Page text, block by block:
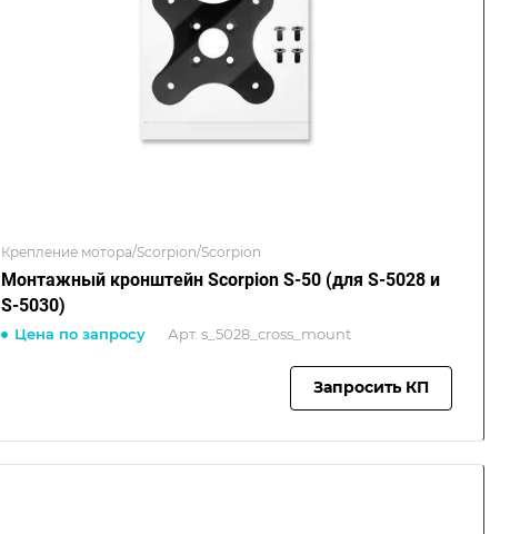
Крепление мотора/Scorpion/Scorpion
Монтажный кронштейн Scorpion S-50 (для S-5028 и
S-5030)
Цена по запросу Арт. s_5028_cross_mount
Запросить КП